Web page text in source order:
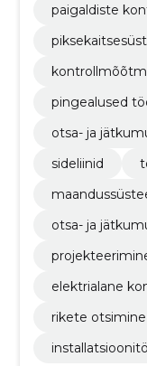
paigaldiste
pingealused
otsa- ja
sideliinid
otsa- ja
elektrialane
rikete